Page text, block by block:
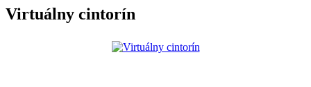
Virtuálny cintorín